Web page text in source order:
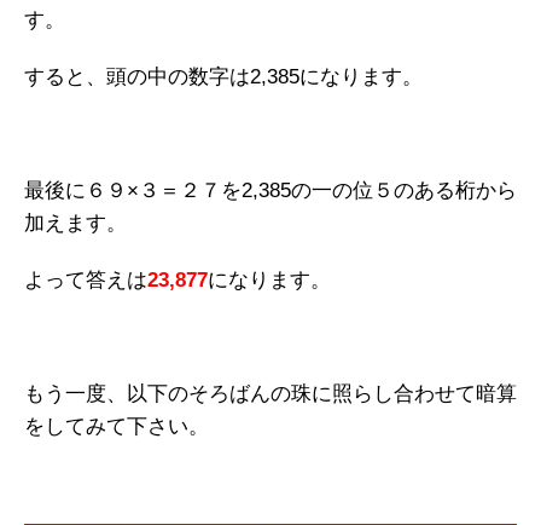
す。
すると、頭の中の数字は2,385になります。
最後に６９×３＝２７を2,385の一の位５のある桁から
加えます。
よって答えは23,877になります。
もう一度、以下のそろばんの珠に照らし合わせて暗算
をしてみて下さい。